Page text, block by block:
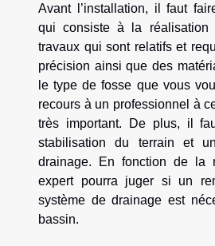
Avant l’installation, il faut
qui consiste à la réalisation
travaux qui sont relatifs et
précision ainsi que des
le type de fosse que vous
recours à un professionnel à
très important. De plus, il
stabilisation du terrain et
drainage. En fonction de la
expert pourra juger si un
système de drainage est
bassin.